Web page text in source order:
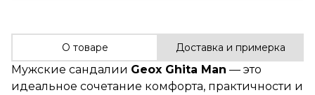
О товаре Доставка и примерка
Мужские сандалии Geox Ghita Man — это
идеальное сочетание комфорта, практичности и